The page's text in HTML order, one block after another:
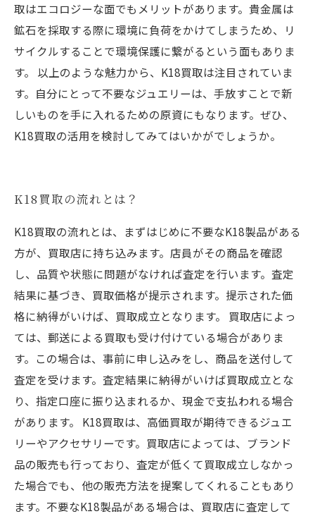
取はエコロジーな面でもメリットがあります。貴金属は
鉱石を採取する際に環境に負荷をかけてしまうため、リ
サイクルすることで環境保護に繋がるという面もありま
す。 以上のような魅力から、K18買取は注目されていま
す。自分にとって不要なジュエリーは、手放すことで新
しいものを手に入れるための原資にもなります。ぜひ、
K18買取の活用を検討してみてはいかがでしょうか。
K18買取の流れとは？
K18買取の流れとは、まずはじめに不要なK18製品がある
方が、買取店に持ち込みます。店員がその商品を確認
し、品質や状態に問題がなければ査定を行います。査定
結果に基づき、買取価格が提示されます。提示された価
格に納得がいけば、買取成立となります。 買取店によっ
ては、郵送による買取も受け付けている場合がありま
す。この場合は、事前に申し込みをし、商品を送付して
査定を受けます。査定結果に納得がいけば買取成立とな
り、指定口座に振り込まれるか、現金で支払われる場合
があります。 K18買取は、高価買取が期待できるジュエ
リーやアクセサリーです。買取店によっては、ブランド
品の販売も行っており、査定が低くて買取成立しなかっ
た場合でも、他の販売方法を提案してくれることもあり
ます。不要なK18製品がある場合は、買取店に査定して